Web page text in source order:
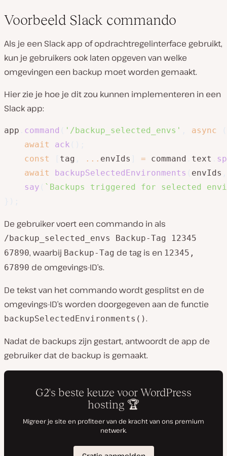
Voorbeeld Slack commando
Als je een Slack app of opdrachtregelinterface gebruikt,
kun je gebruikers ook laten opgeven van welke
omgevingen een backup moet worden gemaakt.
Hier zie je hoe je dit zou kunnen implementeren in een
Slack app:
app command '/backup_selected_envs' async
await
ack
const
tag ... envIds = command text
await
backupSelectedEnvironments envIds
say
` Backups triggered for selected
De gebruiker voert een commando in als
/backup_selected_envs Backup-Tag 12345
67890, waarbij Backup-Tag de tag is en 12345,
67890 de omgevings-ID’s.
De tekst van het commando wordt gesplitst en de
omgevings-ID’s worden doorgegeven aan de functie
backupSelectedEnvironments().
Nadat de backups zijn gestart, antwoordt de app de
gebruiker dat de backup is gemaakt.